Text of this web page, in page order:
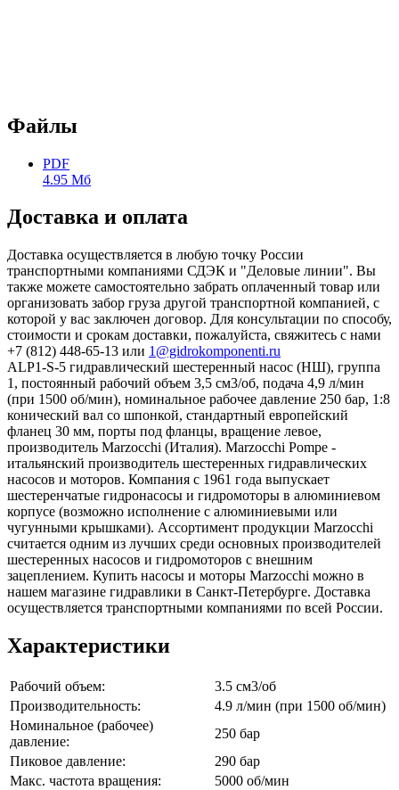
Файлы
PDF
4.95 Мб
Доставка и оплата
Доставка осуществляется в любую точку России
транспортными компаниями СДЭК и "Деловые линии". Вы
также можете самостоятельно забрать оплаченный товар или
организовать забор груза другой транспортной компанией, с
которой у вас заключен договор. Для консультации по способу,
стоимости и срокам доставки, пожалуйста, свяжитесь с нами
+7 (812) 448-65-13 или 1@gidrokomponenti.ru
ALP1-S-5 гидравлический шестеренный насос (НШ), группа
1, постоянный рабочий объем 3,5 см3/об, подача 4,9 л/мин
(при 1500 об/мин), номинальное рабочее давление 250 бар, 1:8
конический вал со шпонкой, стандартный европейский
фланец 30 мм, порты под фланцы, вращение левое,
производитель Marzocchi (Италия). Marzocchi Pompe -
итальянский производитель шестеренных гидравлических
насосов и моторов. Компания с 1961 года выпускает
шестеренчатые гидронасосы и гидромоторы в алюминиевом
корпусе (возможно исполнение с алюминиевыми или
чугунными крышками). Ассортимент продукции Marzocchi
считается одним из лучших среди основных производителей
шестеренных насосов и гидромоторов с внешним
зацеплением. Купить насосы и моторы Marzocchi можно в
нашем магазине гидравлики в Санкт-Петербурге. Доставка
осуществляется транспортными компаниями по всей России.
Характеристики
Рабочий объем:
3.5 см3/об
Производительность:
4.9 л/мин (при 1500 об/мин)
Номинальное (рабочее)
давление:
250 бар
Пиковое давление:
290 бар
Макс. частота вращения:
5000 об/мин